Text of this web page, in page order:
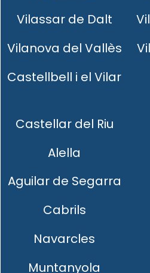
Vilassar de Dalt
Vilanova del Vallès
Castellbell i el Vilar
Castellar del Riu
Alella
Aguilar de Segarra
Cabrils
Navarcles
Muntanyola